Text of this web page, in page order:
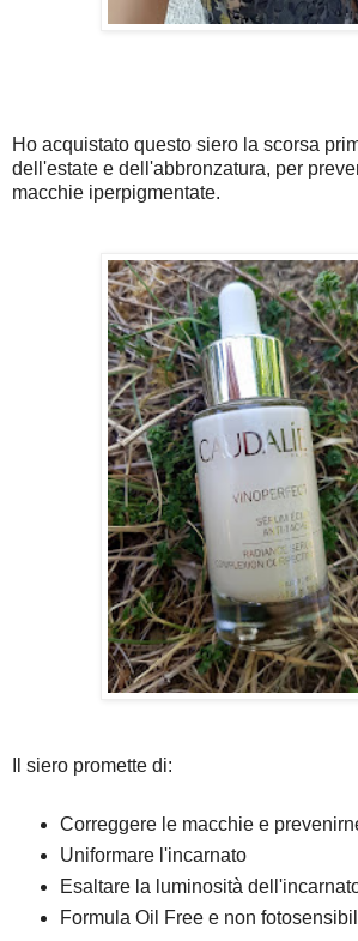
Ho acquistato questo siero la scorsa
dell'estate e dell'abbronzatura, per
macchie iperpigmentate.
Il siero promette di:
Correggere le macchie e
Uniformare l'incarnato
Esaltare la luminosità
Formula Oil Free e non